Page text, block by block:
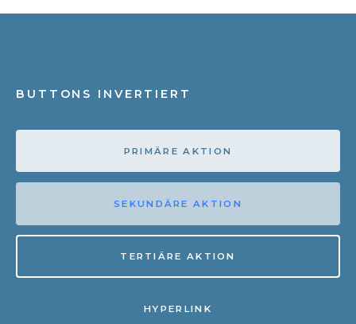
BUTTONS INVERTIERT
PRIMÄRE AKTION
SEKUNDÄRE AKTION
TERTIÄRE AKTION
HYPERLINK